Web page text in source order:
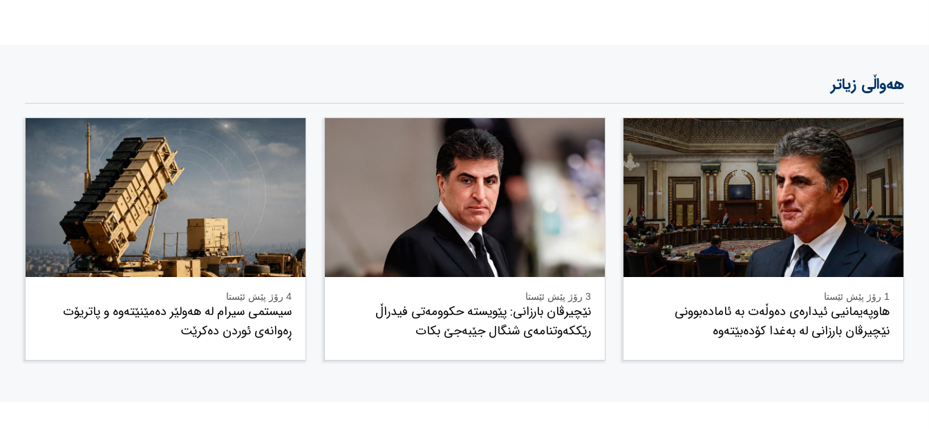
هەواڵی زیاتر
1 رۆژ پێش ئێستا
هاوپەیمانیی ئیدارەی دەوڵەت بە ئامادەبوونی
نێچیرڤان بارزانی لە بەغدا کۆدەبێتەوە
3 رۆژ پێش ئێستا
نێچیرڤان بارزانی: پێویستە حکوومەتی فیدراڵ
رێککەوتنامەی شنگال جێبەجێ بکات
4 رۆژ پێش ئێستا
سیستمی سیرام لە هەولێر دەمێنێتەوە و پاتریۆت
ڕەوانەی ئوردن دەکرێت